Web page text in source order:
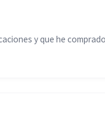
y que he comprado